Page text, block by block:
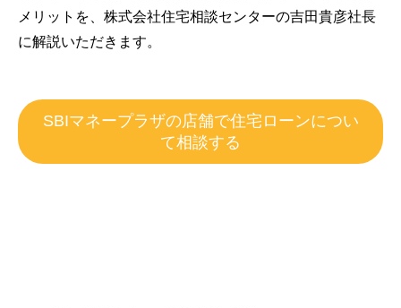
メリットを、株式会社住宅相談センターの吉田貴彦社長
に解説いただきます。
SBIマネープラザの店舗で住宅ローンについ
て相談する